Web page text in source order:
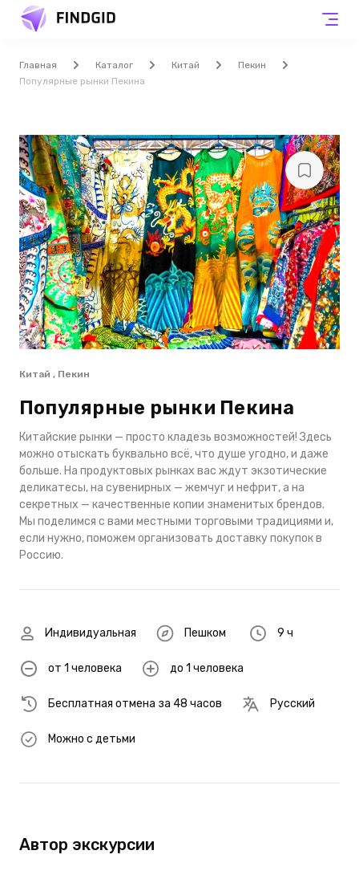
Главная Каталог Китай
Пекин
Популярные рынки Пекина
Китай , Пекин
Популярные рынки Пекина
Китайские рынки — просто кладезь возможностей! Здесь
можно отыскать буквально всё, что душе угодно, и даже
больше. На продуктовых рынках вас ждут экзотические
деликатесы, на сувенирных — жемчуг и нефрит, а на
секретных — качественные копии знаменитых брендов.
Мы поделимся с вами местными торговыми традициями и,
если нужно, поможем организовать доставку покупок в
Россию.
Индивидуальная Пешком 9 ч
от 1 человека до 1 человека
Бесплатная отмена за 48 часов Русский
Можно с детьми
Автор экскурсии